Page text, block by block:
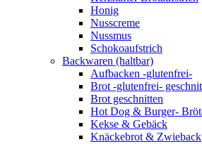
Honig
Nusscreme
Nussmus
Schokoaufstrich
Backwaren (haltbar)
Aufbacken -glutenfrei-
Brot -glutenfrei-
Brot geschnitten
Hot Dog & Burger-
Kekse & Gebäck
Knäckebrot & Zwieback